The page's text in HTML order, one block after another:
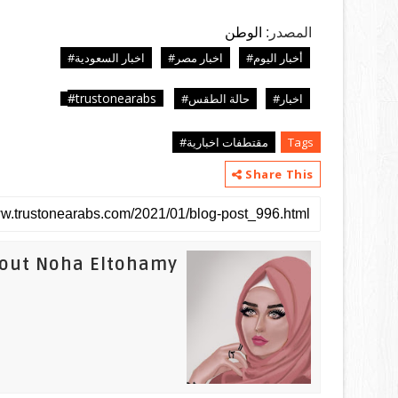
المصدر: الوطن
أخبار اليوم# اخبار مصر# اخبار السعودية#
اخبار# حالة الطقس#
Tags
مقتطفات اخبارية#
Share This
Noha Eltohamy